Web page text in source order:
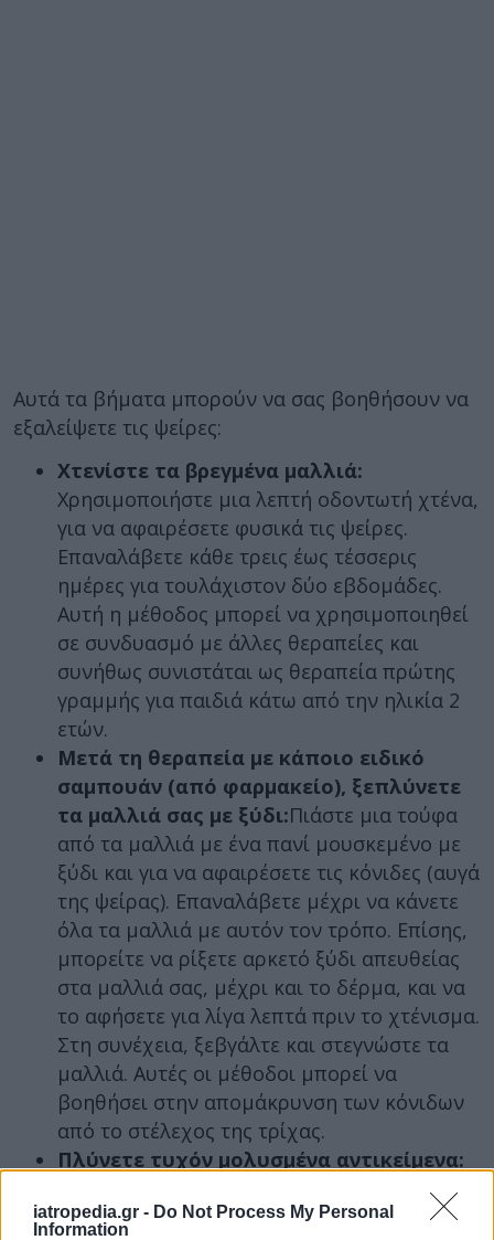
iatropedia.gr - Do Not Process My Personal
Information
Αυτά τα βήματα μπορούν να σας βοηθήσουν να
εξαλείψετε τις ψείρες:
Χτενίστε τα βρεγμένα μαλλιά:
Χρησιμοποιήστε μια λεπτή οδοντωτή χτένα,
για να αφαιρέσετε φυσικά τις ψείρες.
Επαναλάβετε κάθε τρεις έως τέσσερις
ημέρες για τουλάχιστον δύο εβδομάδες.
Αυτή η μέθοδος μπορεί να χρησιμοποιηθεί
σε συνδυασμό με άλλες θεραπείες και
συνήθως συνιστάται ως θεραπεία πρώτης
γραμμής για παιδιά κάτω από την ηλικία 2
ετών.
Μετά τη θεραπεία με κάποιο ειδικό
σαμπουάν (από φαρμακείο), ξεπλύνετε
τα μαλλιά σας με ξύδι:Πιάστε μια τούφα
από τα μαλλιά με ένα πανί μουσκεμένο με
ξύδι και για να αφαιρέσετε τις κόνιδες (αυγά
της ψείρας). Επαναλάβετε μέχρι να κάνετε
όλα τα μαλλιά με αυτόν τον τρόπο. Επίσης,
μπορείτε να ρίξετε αρκετό ξύδι απευθείας
στα μαλλιά σας, μέχρι και το δέρμα, και να
το αφήσετε για λίγα λεπτά πριν το χτένισμα.
Στη συνέχεια, ξεβγάλτε και στεγνώστε τα
μαλλιά. Αυτές οι μέθοδοι μπορεί να
βοηθήσει στην απομάκρυνση των κόνιδων
από το στέλεχος της τρίχας.
Πλύνετε τυχόν μολυσμένα αντικείμενα:
Πλύνετε το κρεβάτι, τα ρούχα και τα καπέλα
σας με ζεστό νερό και σαπούνι (54 βαθμοί